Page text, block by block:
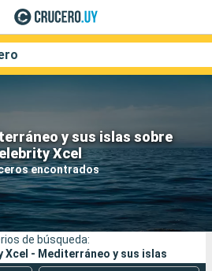
y sus islas sobre
Xcel
encontrados
Compañías
Buscar
de búsqueda:
Xcel - Mediterráneo y sus islas